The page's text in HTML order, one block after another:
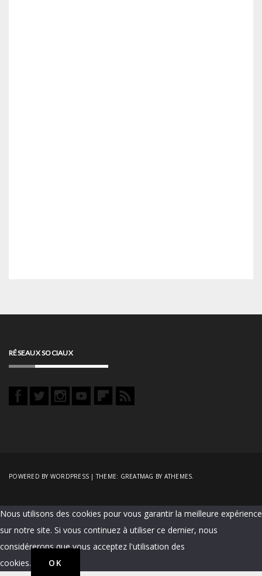
RÉSEAUX SOCIAUX
POWERED BY WORDPRESS |THEME: GREATMAG BY ATHEMES.
Nous utilisons des cookies pour vous garantir la meilleure expérience
sur notre site. Si vous continuez à utiliser ce dernier, nous
considérerons que vous acceptez l'utilisation des
cookies.
OK